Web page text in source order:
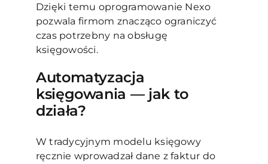
Dzięki temu oprogramowanie Nexo
pozwala firmom znacząco ograniczyć
czas potrzebny na obsługę
księgowości.
Automatyzacja
księgowania — jak to
działa?
W tradycyjnym modelu księgowy
ręcznie wprowadzał dane z faktur do